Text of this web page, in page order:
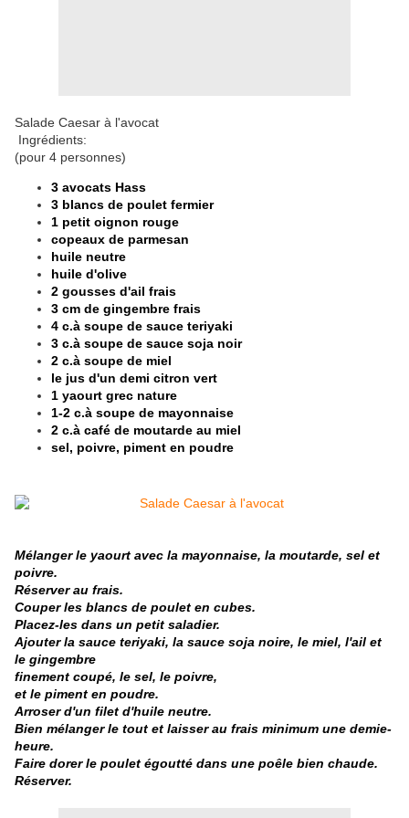
Salade Caesar à l'avocat
Ingrédients:
(pour 4 personnes)
3 avocats Hass
3 blancs de poulet fermier
1 petit oignon rouge
copeaux de parmesan
huile neutre
huile d'olive
2 gousses d'ail frais
3 cm de gingembre frais
4 c.à soupe de sauce teriyaki
3 c.à soupe de sauce soja noir
2 c.à soupe de miel
le jus d'un demi citron vert
1 yaourt grec nature
1-2 c.à soupe de mayonnaise
2 c.à café de moutarde au miel
sel, poivre, piment en poudre
Mélanger le yaourt avec la mayonnaise, la moutarde, sel et
poivre.
Réserver au frais.
Couper les blancs de poulet en cubes.
Placez-les dans un petit saladier.
Ajouter la sauce teriyaki, la sauce soja noire, le miel, l'ail et
le gingembre
finement coupé, le sel, le poivre,
et le piment en poudre.
Arroser d'un filet d'huile neutre.
Bien mélanger le tout et laisser au frais minimum une demie-
heure.
Faire dorer le poulet égoutté dans une poêle bien chaude.
Réserver.